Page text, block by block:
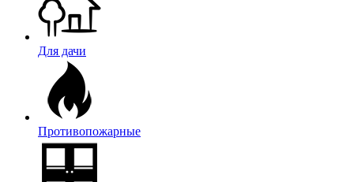
Для дачи
Противопожарные